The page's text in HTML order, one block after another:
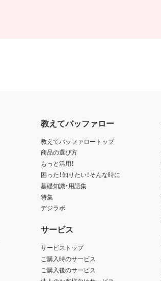
教えてバッファロー
教えてバッファロートップ
商品の選び方
もっと活用！
困った！知りたい！そんな時に
基礎知識・用語集
特集
デジラボ
サービス
サービストップ
ご購入時のサービス
ご購入後のサービス